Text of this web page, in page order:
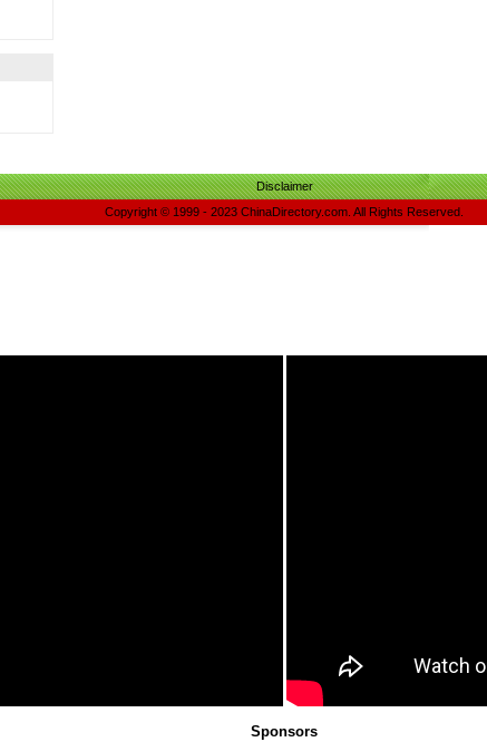
Disclaimer
Copyright © 1999 - 2023 ChinaDirectory.com. All Rights Reserved.
Sponsors